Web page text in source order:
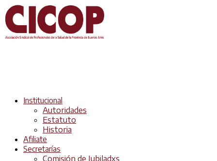
Institucional
Autoridades
Estatuto
Historia
Afiliate
Secretarías
Comisión de Jubiladxs